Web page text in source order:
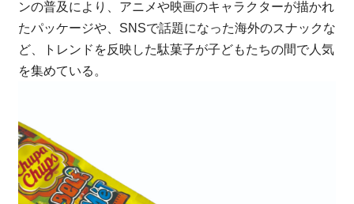
ンの普及により、アニメや映画のキャラクターが描かれ
たパッケージや、SNSで話題になった海外のスナックな
ど、トレンドを反映した駄菓子が子どもたちの間で人気
を集めている。